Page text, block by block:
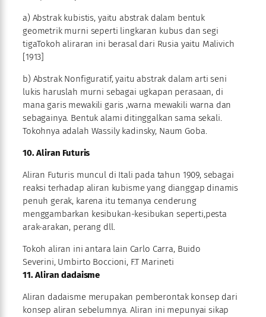
a) Abstrak kubistis, yaitu abstrak dalam bentuk
geometrik murni seperti lingkaran kubus dan segi
tigaTokoh aliraran ini berasal dari Rusia yaitu Malivich
[1913]
b) Abstrak Nonfiguratif, yaitu abstrak dalam arti seni
lukis haruslah murni sebagai ugkapan perasaan, di
mana garis mewakili garis ,warna mewakili warna dan
sebagainya. Bentuk alami ditinggalkan sama sekali.
Tokohnya adalah Wassily kadinsky, Naum Goba.
10. Aliran Futuris
Aliran Futuris muncul di Itali pada tahun 1909, sebagai
reaksi terhadap aliran kubisme yang dianggap dinamis
penuh gerak, karena itu temanya cenderung
menggambarkan kesibukan-kesibukan seperti,pesta
arak-arakan, perang dll.
Tokoh aliran ini antara lain Carlo Carra, Buido
Severini, Umbirto Boccioni, F.T Marineti
11. Aliran dadaisme
Aliran dadaisme merupakan pemberontak konsep dari
konsep aliran sebelumnya. Aliran ini mepunyai sikap